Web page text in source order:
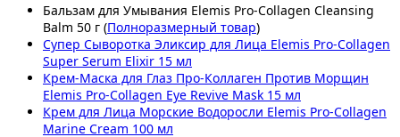
Бальзам для Умывания Elemis Pro-Collagen Cleansing
Balm 50 г (Полноразмерный товар)
Супер Сыворотка Эликсир для Лица Elemis Pro-Collagen
Super Serum Elixir 15 мл
Крем-Маска для Глаз Про-Коллаген Против Морщин
Elemis Pro-Collagen Eye Revive Mask 15 мл
Крем для Лица Морские Водоросли Elemis Pro-Collagen
Marine Cream 100 мл